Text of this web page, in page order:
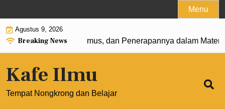
to
content
Menu
Agustus 9, 2026
Breaking News
0: Pengertian, Rumus, dan Penerapannya dalam
Kafe Ilmu
Tempat Nongkrong dan Belajar